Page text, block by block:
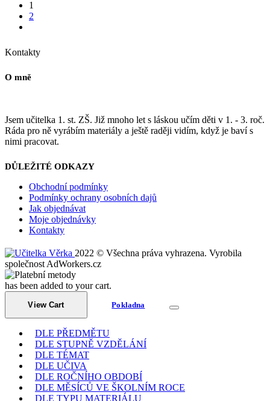
1
2
Kontakty
O mně
Jsem učitelka 1. st. ZŠ. Již mnoho let s láskou učím děti v 1. - 3. roč.
Ráda pro ně vyrábím materiály a ještě raději vidím, když je baví s
nimi pracovat.
DŮLEŽITÉ ODKAZY
Obchodní podmínky
Podmínky ochrany osobních dajů
Jak objednávat
Moje objednávky
Kontakty
2022 © Všechna práva vyhrazena. Vyrobila
společnost AdWorkers.cz
has been added to your cart.
View Cart Pokladna
DLE PŘEDMĚTU
DLE STUPNĚ VZDĚLÁNÍ
DLE TÉMAT
DLE UČIVA
DLE ROČNÍHO OBDOBÍ
DLE MĚSÍCŮ VE ŠKOLNÍM ROCE
DLE TYPU MATERIÁLU